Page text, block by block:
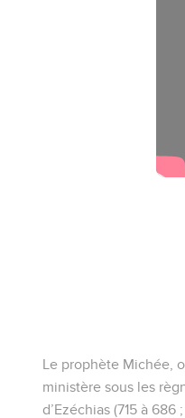
Le prophète Michée,
ministère sous les
d’Ezéchias (715 à